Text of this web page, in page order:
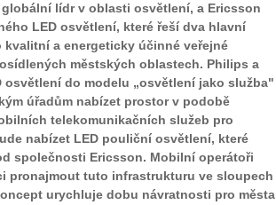
globální lídr v oblasti osvětlení, a Ericsson
LED osvětlení, které řeší dva hlavní
kvalitní a energeticky účinné veřejné
městských oblastech. Philips a
do modelu „osvětlení jako služba"
úřadům nabízet prostor v podobě
telekomunikačních služeb pro
nabízet LED pouliční osvětlení, které
společnosti Ericsson. Mobilní operátoři
pronajmout tuto infrastrukturu ve sloupech
urychluje dobu návratnosti pro města